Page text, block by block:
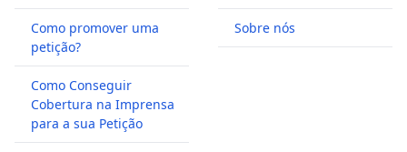
Como promover uma
petição?
Como Conseguir
Cobertura na Imprensa
para a sua Petição
Sobre nós